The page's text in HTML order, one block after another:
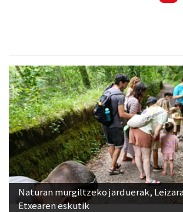
Naturan murgiltzeko jarduerak,
Etxearen eskutik